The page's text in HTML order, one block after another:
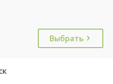
Выбрать